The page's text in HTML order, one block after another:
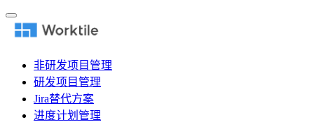
非研发项目管理
研发项目管理
Jira替代方案
进度计划管理